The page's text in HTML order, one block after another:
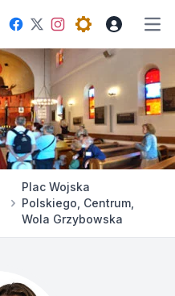
Facebook
TwitterInstagram
Open theme
Plac Wojska
Polskiego, Centrum,
Wola Grzybowska